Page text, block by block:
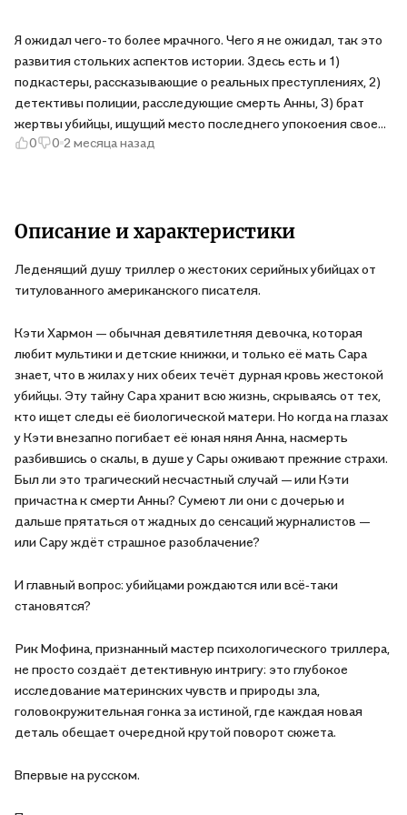
Я ожидал чего-то более мрачного. Чего я не ожидал, так это
развития стольких аспектов истории. Здесь есть и 1)
подкастеры, рассказывающие о реальных преступлениях, 2)
детективы полиции, расследующие смерть Анны, 3) брат
жертвы убийцы, ищущий место последнего упокоения своей
сестры 4 )дело серийного убийцы, оставившего след в
самостоятельно раскрыть истинную личность Сары. Я
сошлись воедино, приведя к развязке.
0 0 2 месяца назад
Описание и характеристики
Леденящий душу триллер о жестоких серийных убийцах от
титулованного американского писателя.
Кэти Хармон — обычная девятилетняя девочка, которая
любит мультики и детские книжки, и только её мать Сара
знает, что в жилах у них обеих течёт дурная кровь жестокой
убийцы. Эту тайну Сара хранит всю жизнь, скрываясь от тех,
кто ищет следы её биологической матери. Но когда на глазах
у Кэти внезапно погибает её юная няня Анна, насмерть
разбившись о скалы, в душе у Сары оживают прежние страхи.
Был ли это трагический несчастный случай — или Кэти
причастна к смерти Анны? Сумеют ли они с дочерью и
дальше прятаться от жадных до сенсаций журналистов —
или Сару ждёт страшное разоблачение?
И главный вопрос: убийцами рождаются или всё‑таки
становятся?
Рик Мофина, признанный мастер психологического триллера,
не просто создаёт детективную интригу: это глубокое
исследование материнских чувств и природы зла,
головокружительная гонка за истиной, где каждая новая
деталь обещает очередной крутой поворот сюжета.
Впервые на русском.